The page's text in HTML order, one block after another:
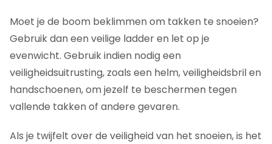
Moet je de boom beklimmen om takken te snoeien?
Gebruik dan een veilige ladder en let op je
evenwicht. Gebruik indien nodig een
veiligheidsuitrusting, zoals een helm, veiligheidsbril en
handschoenen, om jezelf te beschermen tegen
vallende takken of andere gevaren.
Als je twijfelt over de veiligheid van het snoeien, is het